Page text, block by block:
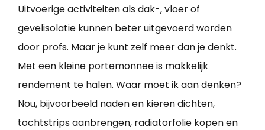
Uitvoerige activiteiten als dak-, vloer of
gevelisolatie kunnen beter uitgevoerd worden
door profs. Maar je kunt zelf meer dan je denkt.
Met een kleine portemonnee is makkelijk
rendement te halen. Waar moet ik aan denken?
Nou, bijvoorbeeld naden en kieren dichten,
tochtstrips aanbrengen, radiatorfolie kopen en